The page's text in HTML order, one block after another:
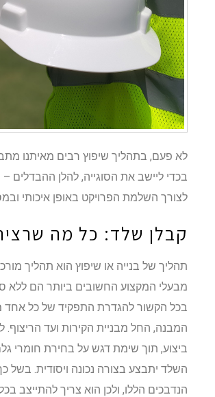
לא פעם, בתהליך שיפוץ רבים מאיתנו
בכדי ליישב את הסוגייה, להלן ההבדלים
לצורך השלמת הפרויקט באופן איכותי
קבלן שלד: כל מה
תהליך של בנייה או שיפוץ הוא תהליך
מבעלי המקצוע החשובים ביותר הם ללא
בכל הקשור להגדרת התפקיד של כל אחד
המבנה, החל מבניית הקירות ועד
ביצוע, תוך שימת דגש על בחירת חומרי
השלד יתבצע בצורה נכונה ויסודית. בשל
הנדבכים הללו, ולכן הוא צריך להתייצב